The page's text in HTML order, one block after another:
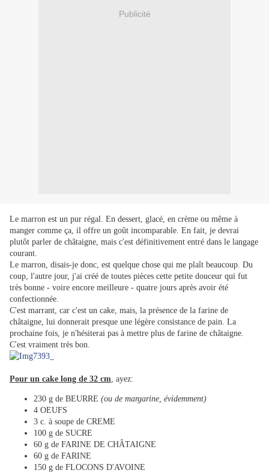
Publicité
Le marron est un pur régal. En dessert, glacé, en crème ou même à
manger comme ça, il offre un goût incomparable. En fait, je devrai
plutôt parler de châtaigne, mais c'est définitivement entré dans le langage
courant.
Le marron, disais-je donc, est quelque chose qui me plaît beaucoup. Du
coup, l'autre jour, j'ai créé de toutes pièces cette petite douceur qui fut
très bonne - voire encore meilleure - quatre jours après avoir été
confectionnée.
C'est marrant, car c'est un cake, mais, la présence de la farine de
châtaigne, lui donnerait presque une légère consistance de pain. La
prochaine fois, je n'hésiterai pas à mettre plus de farine de châtaigne.
C'est vraiment très bon.
Pour un cake long de 32 cm, ayez:
230 g de BEURRE (ou de margarine, évidemment)
4 OEUFS
3 c. à soupe de CREME
100 g de SUCRE
60 g de FARINE DE CHÂTAIGNE
60 g de FARINE
150 g de FLOCONS D'AVOINE